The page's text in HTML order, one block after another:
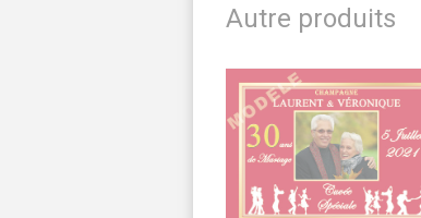
Autre produits